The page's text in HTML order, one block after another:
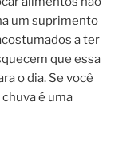
um suprimento
a ter
que essa
o dia. Se você
é uma